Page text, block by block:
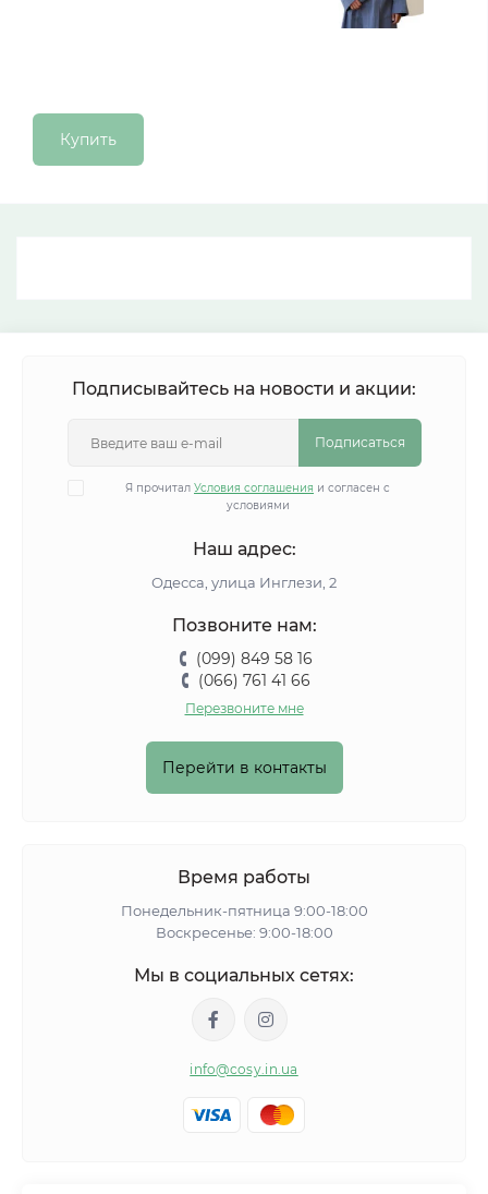
Купить
Подписывайтесь на новости и акции:
Подписаться
Я прочитал Условия соглашения и согласен с
условиями
Наш адрес:
Одесса, улица Инглези, 2
Позвоните нам:
(099) 849 58 16
(066) 761 41 66
Перезвоните мне
Перейти в контакты
Время работы
Понедельник-пятница 9:00-18:00
Воскресенье: 9:00-18:00
Мы в социальных сетях:
info@cosy.in.ua